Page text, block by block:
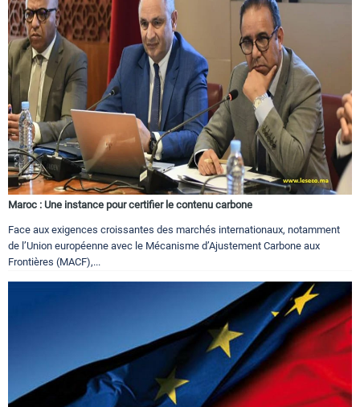
Maroc : Une instance pour certifier le contenu carbone
Face aux exigences croissantes des marchés internationaux, notamment
de l’Union européenne avec le Mécanisme d’Ajustement Carbone aux
Frontières (MACF),...